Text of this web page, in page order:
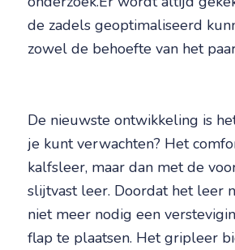
de zadels geoptimaliseerd
zowel de behoefte van het
De nieuwste ontwikkeling is
je kunt verwachten? Het
kalfsleer, maar dan met de
slijtvast leer. Doordat het leer
niet meer nodig een
flap te plaatsen. Het gripleer